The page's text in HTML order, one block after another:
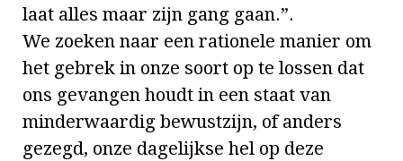
laat alles maar zijn gang gaan.”.
We zoeken naar een rationele manier om
het gebrek in onze soort op te lossen dat
ons gevangen houdt in een staat van
minderwaardig bewustzijn, of anders
gezegd, onze dagelijkse hel op deze